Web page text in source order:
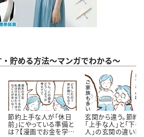
貯める方法～マンガでわかる～
節約上手な人が「休日
前」にやっている準備と
は？【漫画でお金を学
玄関から違う。節約
「上手な人」と「下
人」の玄関の違い【